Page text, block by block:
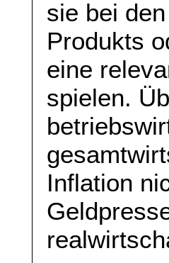
sie bei
Produkts
eine
spielen.
Inflation